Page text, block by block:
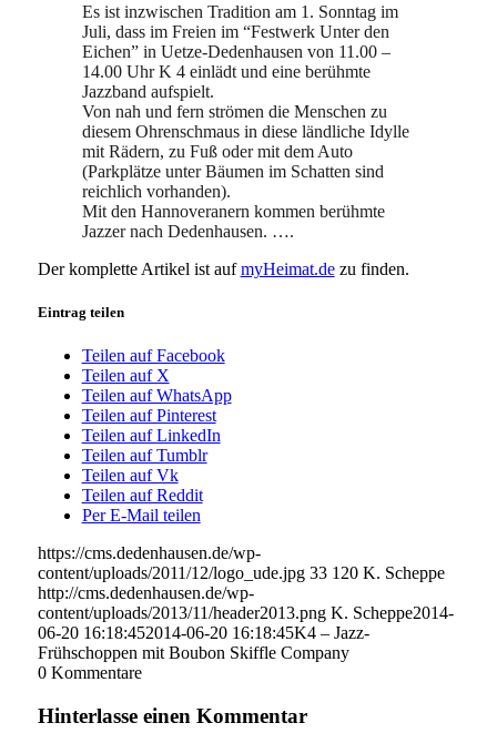
Es ist inzwischen Tradition am 1. Sonntag im
Juli, dass im Freien im “Festwerk Unter den
Eichen” in Uetze-Dedenhausen von 11.00 –
14.00 Uhr K 4 einlädt und eine berühmte
Jazzband aufspielt.
Von nah und fern strömen die Menschen zu
diesem Ohrenschmaus in diese ländliche Idylle
mit Rädern, zu Fuß oder mit dem Auto
(Parkplätze unter Bäumen im Schatten sind
reichlich vorhanden).
Mit den Hannoveranern kommen berühmte
Jazzer nach Dedenhausen. ….
Der komplette Artikel ist aufmyHeimat.dezu finden.
Eintrag teilen
Teilen auf Facebook
Teilen auf X
Teilen auf WhatsApp
Teilen auf Pinterest
Teilen auf LinkedIn
Teilen auf Tumblr
Teilen auf Vk
Teilen auf Reddit
Per E-Mail teilen
https://cms.dedenhausen.de/wp-
content/uploads/2011/12/logo_ude.jpg 33 120 K. Scheppe
http://cms.dedenhausen.de/wp-
content/uploads/2013/11/header2013.png K. Scheppe2014-
06-20 16:18:452014-06-20 16:18:45K4 – Jazz-
Frühschoppen mit Boubon Skiffle Company
0 Kommentare
Hinterlasse einen Kommentar